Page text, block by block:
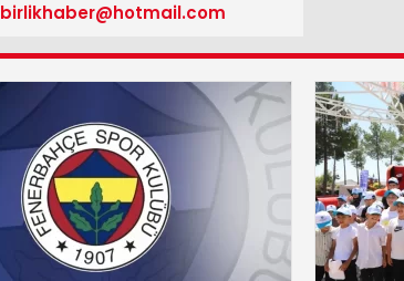
birlikhaber@hotmail.com